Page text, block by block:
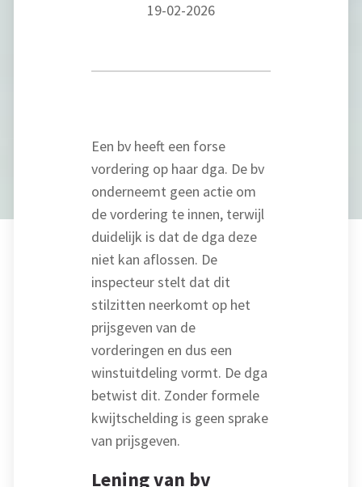
19-02-2026
Een bv heeft een forse
vordering op haar dga. De bv
onderneemt geen actie om
de vordering te innen, terwijl
duidelijk is dat de dga deze
niet kan aflossen. De
inspecteur stelt dat dit
stilzitten neerkomt op het
prijsgeven van de
vorderingen en dus een
winstuitdeling vormt. De dga
betwist dit. Zonder formele
kwijtschelding is geen sprake
van prijsgeven.
Lening van bv